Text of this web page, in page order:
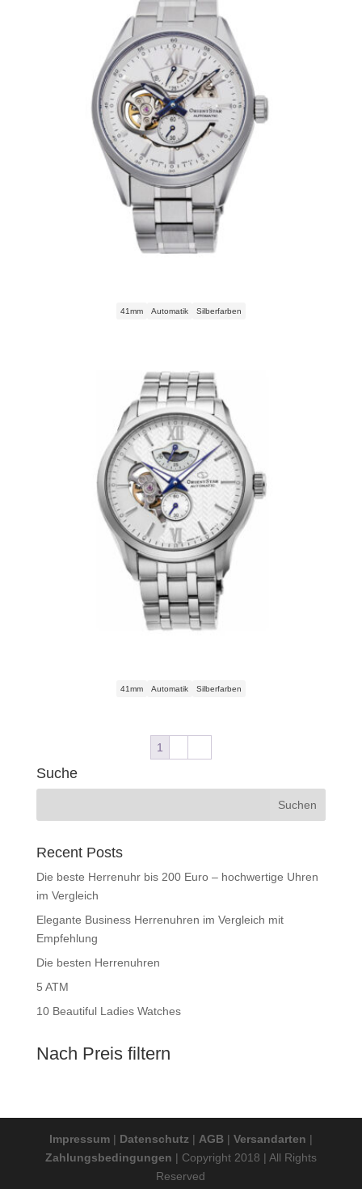
41mm Automatik Silberfarben
41mm Automatik Silberfarben
1
Suche
Recent Posts
Die beste Herrenuhr bis 200 Euro – hochwertige Uhren
im Vergleich
Elegante Business Herrenuhren im Vergleich mit
Empfehlung
Die besten Herrenuhren
5 ATM
10 Beautiful Ladies Watches
Nach Preis filtern
Impressum| Datenschutz | AGB| Versandarten |
Zahlungsbedingungen | Copyright 2018 | All Rights
Reserved